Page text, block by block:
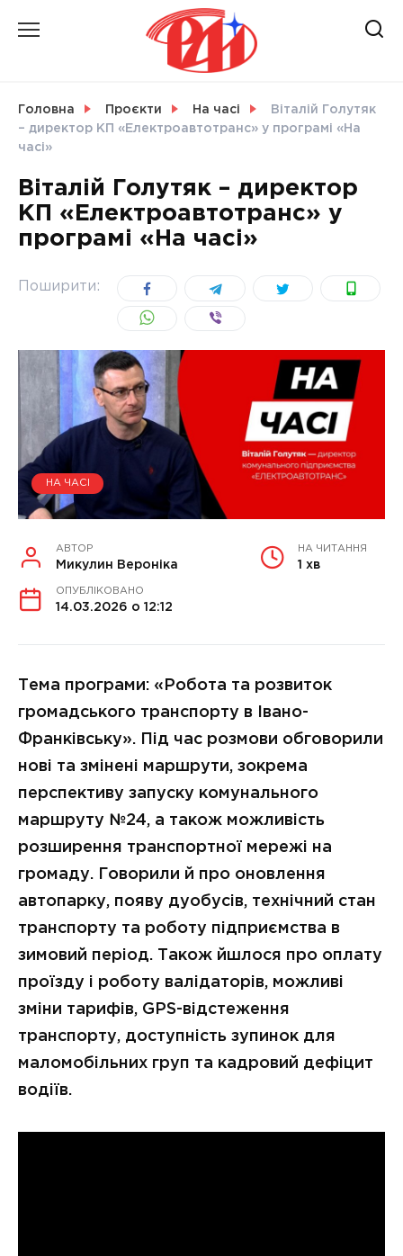
СВІТ
УКРАЇНА
Головна Проєкти На часі
Віталій Голутяк
– директор КП «Електроавтотранс» у програмі «На
часі»
Віталій Голутяк – директор
КП «Електроавтотранс» у
програмі «На часі»
Поширити:
НА ЧАСІ
АВТОР
Микулин Вероніка
НА ЧИТАННЯ
1 хв
ОПУБЛІКОВАНО
14.03.2026 о 12:12
Тема програми: «Робота та розвиток
громадського транспорту в Івано-
Франківську». Під час розмови обговорили
нові та змінені маршрути, зокрема
перспективу запуску комунального
маршруту №24, а також можливість
розширення транспортної мережі на
громаду. Говорили й про оновлення
автопарку, появу дуобусів, технічний стан
транспорту та роботу підприємства в
зимовий період. Також йшлося про оплату
проїзду і роботу валідаторів, можливі
зміни тарифів, GPS-відстеження
транспорту, доступність зупинок для
маломобільних груп та кадровий дефіцит
водіїв.